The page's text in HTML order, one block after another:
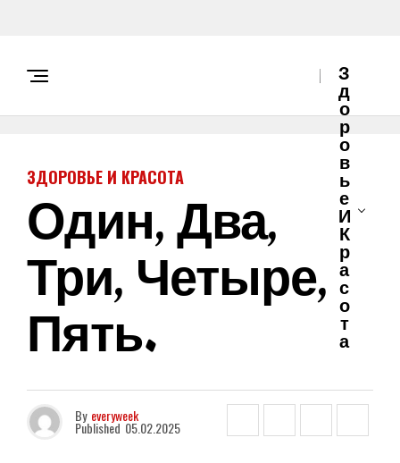
З
Д
О
Р
О
В
Ь
Е
И
К
Р
А
С
О
Т
А
ЗДОРОВЬЕ И КРАСОТА
Один, Два,
Три, Четыре,
Пять.
By everyweek
Published 05.02.2025